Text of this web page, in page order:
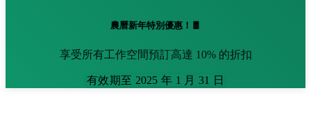
農曆新年特別優惠！🧧
享受所有工作空間預訂高達 10% 的折扣
有效期至 2025 年 1 月 31 日